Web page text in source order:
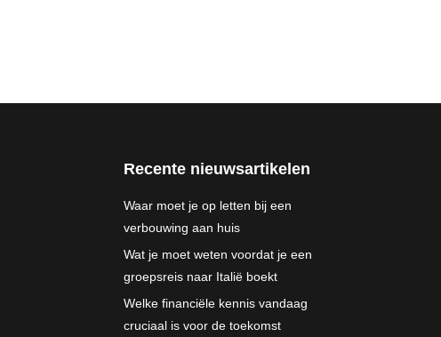
Recente nieuwsartikelen
Waar moet je op letten bij een
verbouwing aan huis
Wat je moet weten voordat je een
groepsreis naar Italië boekt
Welke financiële kennis vandaag
cruciaal is voor de toekomst